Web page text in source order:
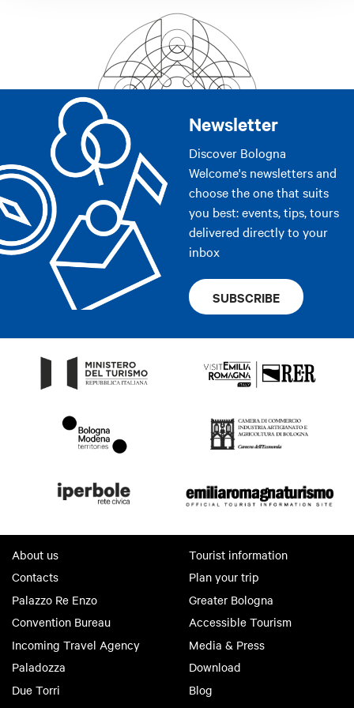
Newsletter
Discover Bologna
Welcome's newsletters and
choose the one that suits
you best: events, tips, tours
delivered directly to your
inbox
SUBSCRIBE
About us
Contacts
Palazzo Re Enzo
Convention Bureau
Incoming Travel Agency
Paladozza
Due Torri
Tourist information
Plan your trip
Greater Bologna
Accessible Tourism
Media & Press
Download
Blog